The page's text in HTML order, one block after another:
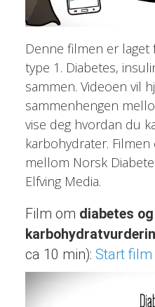
Denne filmen er
type 1. Diabetes,
sammen. Videoen vil
sammenhengen
vise deg hvordan du
karbohydrater.
mellom Norsk
Elfving Media.
Film om diabetes og
ca 10 min): Start film